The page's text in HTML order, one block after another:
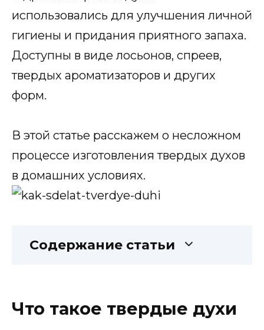
использовались для улучшения личной
гигиены и придания приятного запаха.
Доступны в виде лосьонов, спреев,
твердых ароматизаторов и других
форм.
В этой статье расскажем о несложном
процессе изготовления твердых духов
в домашних условиях.
Содержание статьи
Что такое твердые духи